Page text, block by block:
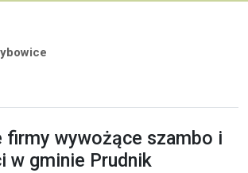
firmy wywożące szambo i
w gminie Prudnik